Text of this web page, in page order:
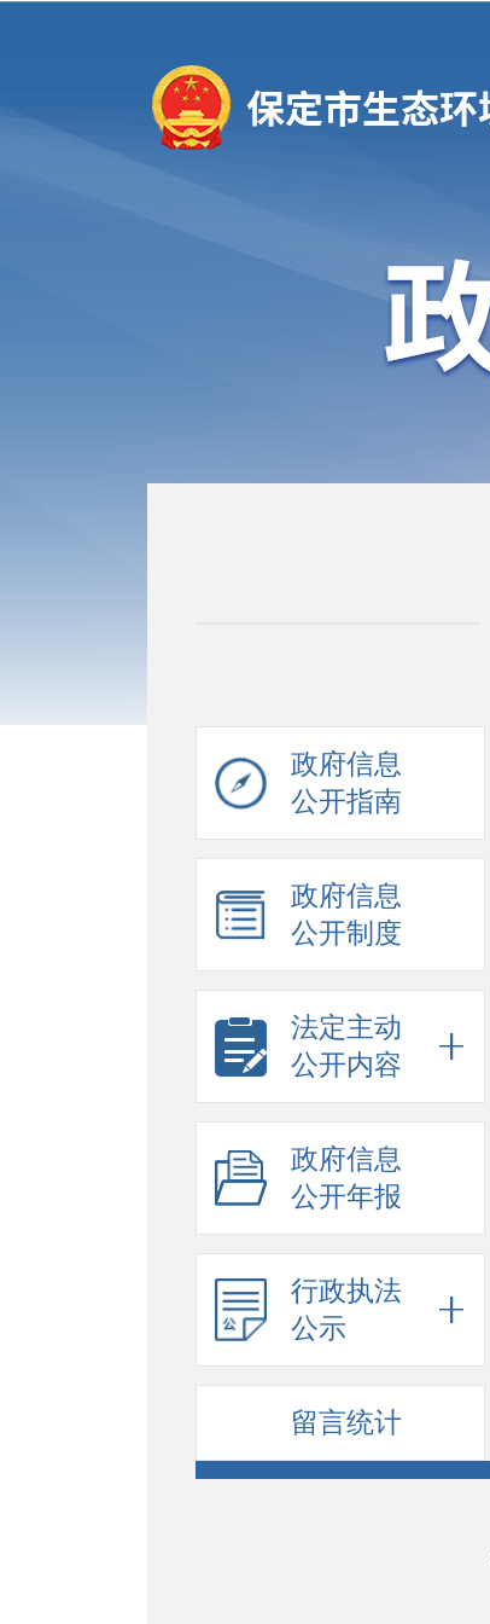
政府信息
公开指南
政府信息
公开制度
法定主动
公开内容
政府信息
公开年报
行政执法
公示
留言统计